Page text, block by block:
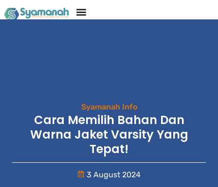
Syamanah Info
Cara Memilih Bahan Dan
Warna Jaket Varsity Yang
Tepat!
3 August 2024